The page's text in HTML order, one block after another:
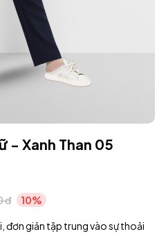
- Xanh Than 05
đ 10%
đơn giản tập trung vào sự thoải